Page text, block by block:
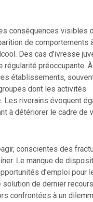
conséquences visibles
de comportements
Des cas d’ivresse
préoccupante.
établissements,
dont les activités
Les riverains évoquent
à détériorer le cadre de
conscientes des
Le manque de
d’emploi pour
de dernier
confrontées à un